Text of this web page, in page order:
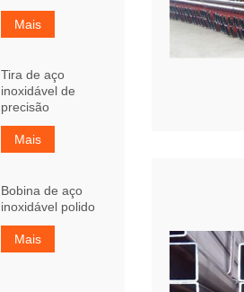
Mais
Tira de aço
inoxidável de
precisão
Mais
Bobina de aço
inoxidável polido
Mais